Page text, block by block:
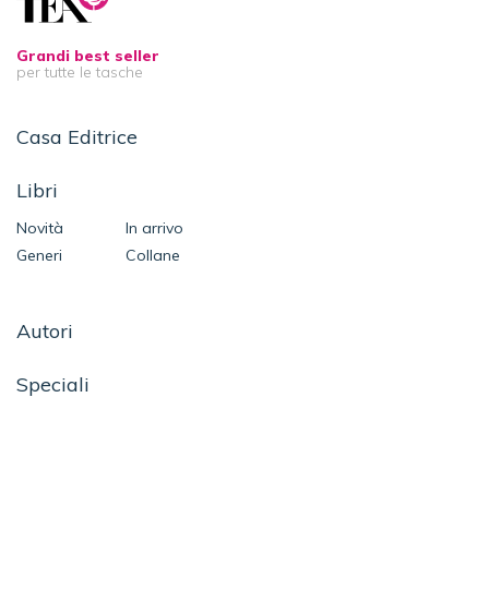
Grandi best seller
per tutte le tasche
Casa Editrice
Libri
Novità
In arrivo
Generi
Collane
Autori
Speciali